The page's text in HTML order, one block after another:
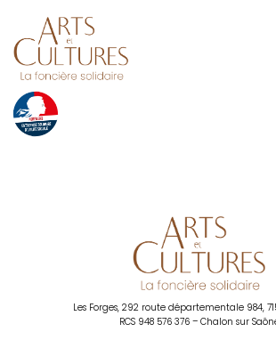
Les Forges, 292 route départementale 984,
RCS 948 576 376 – Chalon sur